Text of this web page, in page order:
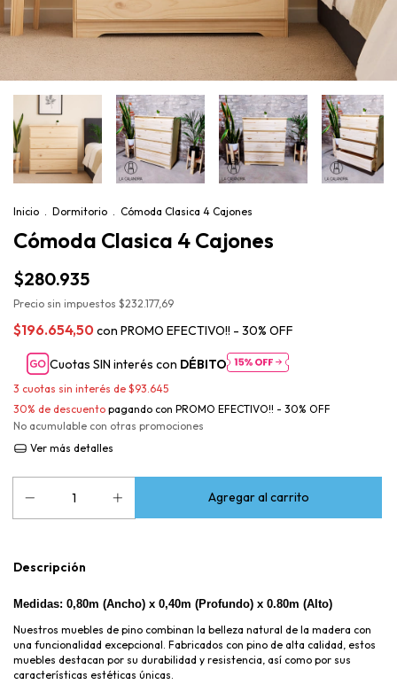
Inicio . Dormitorio . Cómoda Clasica 4 Cajones
Cómoda Clasica 4 Cajones
$280.935
Precio sin impuestos $232.177,69
$196.654,50 con PROMO EFECTIVO!! - 30% OFF
Cuotas SIN interés con DÉBITO
3 cuotas sin interés de $93.645
30% de descuento pagando con PROMO EFECTIVO!! - 30% OFF
No acumulable con otras promociones
Ver más detalles
Descripción
Medidas: 0,80m (Ancho) x 0,40m (Profundo) x 0.80m (Alto)
Nuestros muebles de pino combinan la belleza natural de la madera con
una funcionalidad excepcional. Fabricados con pino de alta calidad, estos
muebles destacan por su durabilidad y resistencia, así como por sus
características estéticas únicas.